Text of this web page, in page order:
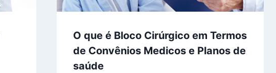
O que é Bloco Cirúrgico em Termos
de Convênios Medicos e Planos de
saúde